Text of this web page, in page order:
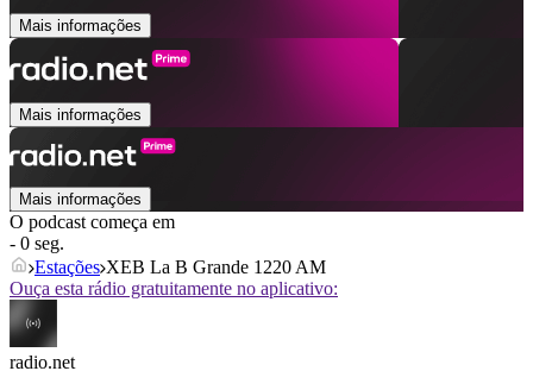
Mais informações
Mais informações
Mais informações
O podcast começa em
- 0 seg.
Estações XEB La B Grande 1220 AM
Ouça esta rádio gratuitamente no aplicativo:
radio.net